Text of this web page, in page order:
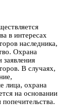
в интересах
наследника,
Охрана
В случаях,
лица, охрана
на основании